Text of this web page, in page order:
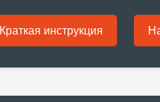
Краткая инструкция